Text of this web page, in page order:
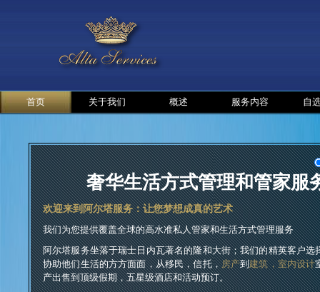
首页 关于我们 概述 服务内容 自
奢华生活方式管理和管家服
欢迎来到阿尔塔服务：让您梦想成真的艺术
我们为您提供覆盖全球的高水准私人管家和生活方式管理服务
阿尔塔服务坐落于瑞士日内瓦著名的隆和大街；我们的精英客户选
协助他们生活的方方面面，从移民，信托，房产到建筑，室内设计
产出售到顶级假期，五星级酒店和活动预订。